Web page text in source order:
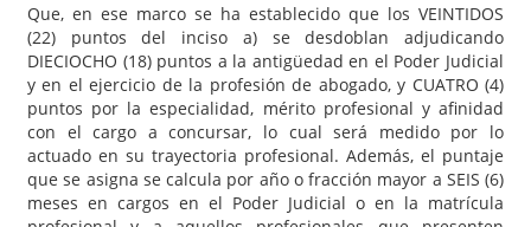
Que, en ese marco se ha establecido que los VEINTIDOS
(22) puntos del inciso a) se desdoblan adjudicando
DIECIOCHO (18) puntos a la antigüedad en el Poder Judicial
y en el ejercicio de la profesión de abogado, y CUATRO (4)
puntos por la especialidad, mérito profesional y afinidad
con el cargo a concursar, lo cual será medido por lo
actuado en su trayectoria profesional. Además, el puntaje
que se asigna se calcula por año o fracción mayor a SEIS (6)
meses en cargos en el Poder Judicial o en la matrícula